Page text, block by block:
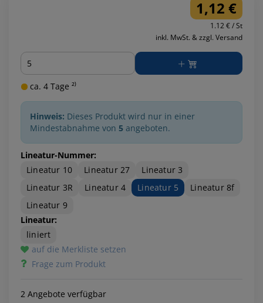
1,12 €
1.12 € / St
inkl. MwSt. & zzgl. Versand
Menge
ca. 4 Tage ²⁾
Hinweis: Dieses Produkt wird nur in einer
Mindestabnahme von 5 angeboten.
Lineatur-Nummer:
Lineatur 10
Lineatur 27
Lineatur 3
Lineatur 3R
Lineatur 4 Lineatur 5
Lineatur 8f
Lineatur 9
Lineatur:
liniert
auf die Merkliste setzen
Frage zum Produkt
2 Angebote verfügbar